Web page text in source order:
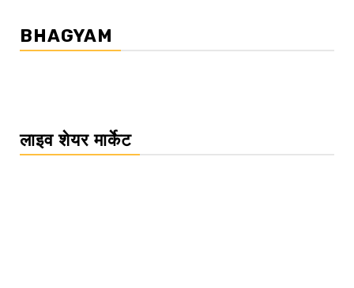
BHAGYAM
लाइव शेयर मार्केट